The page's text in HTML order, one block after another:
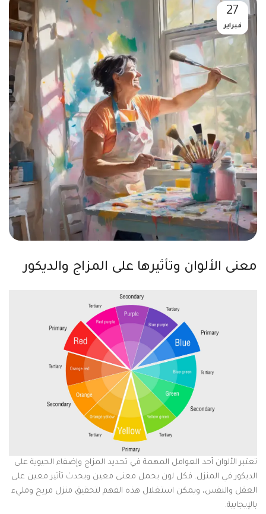
27
فبراير
معنى الألوان وتأثيرها على المزاج والديكور
تعتبر الألوان أحد العوامل المهمة في تحديد المزاج وإضفاء الحيوية على
الديكور في المنزل. فكل لون يحمل معنى معين ويحدث تأثير معين على
العقل والنفس، ويمكن استغلال هذه الفهم لتحقيق منزل مريح ومليء
بالإيجابية.